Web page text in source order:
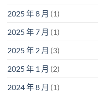
2025 年 8 月 (1)
2025 年 7 月 (1)
2025 年 2 月 (3)
2025 年 1 月 (2)
2024 年 8 月 (1)